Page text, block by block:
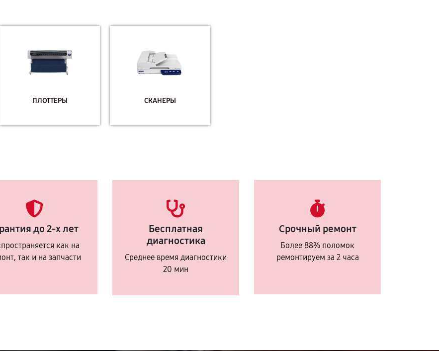
ПЛОТТЕРЫ СКАНЕРЫ
до 2-х лет
как на
так и на запчасти
Бесплатная
диагностика
Среднее время диагностики
20 мин
Срочный ремонт
Более 88% поломок
ремонтируем за 2 часа